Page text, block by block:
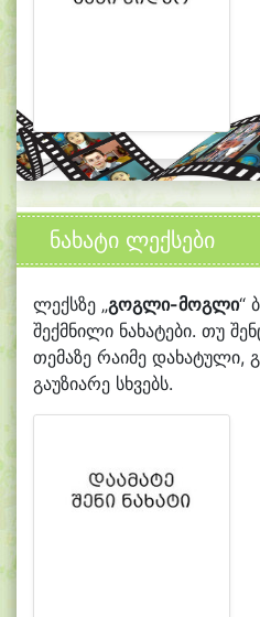
ნახატი ლექსები
ლექსზე „გოგლი-მოგლი“
შექმნილი ნახატები. თუ
თემაზე რაიმე დახატული,
გაუზიარე სხვებს.